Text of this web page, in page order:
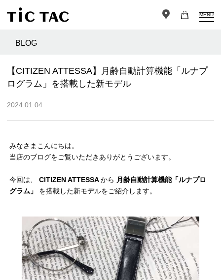
MENU
BLOG
【CITIZEN ATTESSA】月齢自動計算機能「ルナプ
ログラム」を搭載した新モデル
2024.01.04
みなさまこんにちは。
当店のブログをご覧いただきありがとうございます。
今回は、 CITIZEN ATTESSAから 月齢自動計算機能「ルナプロ
グラム」 を搭載した新モデルをご紹介します。